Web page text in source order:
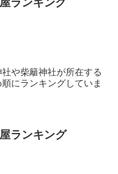
や柴籬神社が所在する
にランキングしていま
ランキング